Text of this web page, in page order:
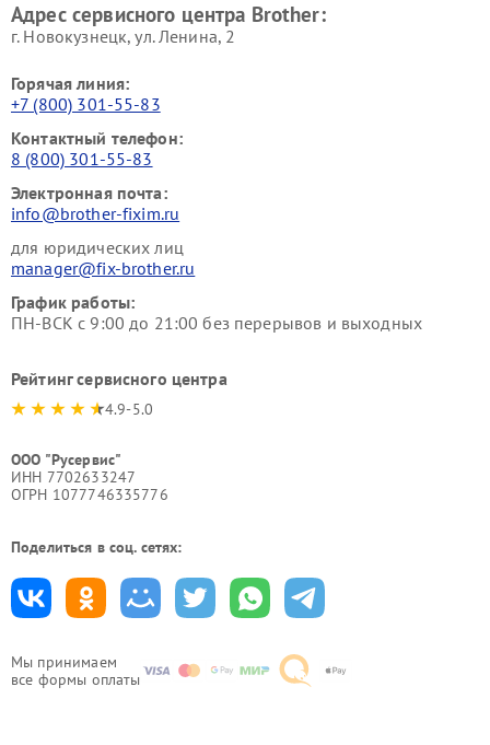
Мы принимаем
все формы оплаты
Адрес сервисного центра Brother:
г. Новокузнецк, ул. Ленина, 2
Горячая линия:
+7 (800) 301-55-83
Контактный телефон:
8 (800) 301-55-83
Электронная почта:
info@brother-fixim.ru
для юридических лиц
manager@fix-brother.ru
График работы:
ПН-ВСК с 9:00 до 21:00 без перерывов и выходных
Рейтинг сервисного центра
4.9-5.0
ООО "Русервис"
ИНН 7702633247
ОГРН 1077746335776
Поделиться в соц. сетях: